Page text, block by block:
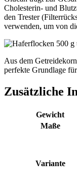
Cholesterin- und
den Trester
verwenden, um von
Aus dem
perfekte Grundlage
Zusätzliche
Gewicht
Maße
Variante